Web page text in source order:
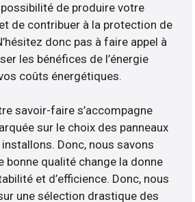
de produire votre
de contribuer à la protection de
donc pas à faire appel à
les bénéfices de l’énergie
coûts énergétiques.
savoir-faire s’accompagne
sur le choix des panneaux
Donc, nous savons
bonne qualité change la donne
et d’efficience. Donc, nous
une sélection drastique des